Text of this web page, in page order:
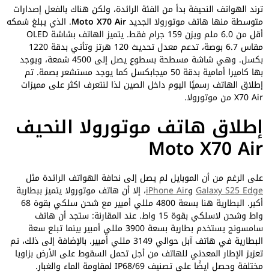
ترند الهواتف النحيفة بدأ من الفئة الرائدة، ولكن هناك بالفعل إصدارات
متوسطة منها هاتف موتورولا الجديدMoto X70 Air. الذي يبلغ سُمكه
أقل من 6.0 ملم ويزن 159 جرام فقط. يتميز الهاتف بشاشة OLED
مقاس 6.7 بوصة، تدعم معدل تحديث 120 هرتز وتأتي بدقة 1220
بكسل. وهي شاشة مسطحة بسطوع يصل إلى 4500 شمعة، ويوجد
بها كاميرا أمامية بدقة 50 ميجابكسل كما يوجد مستشعر بصمة. تم
إطلاق الهاتف رسميًا اليوم داخل الصين لذا لنتعرف اكثر على مميزات
X70 Air من موتورولا.
إطلاق هاتف موتورولا النحيف
Moto X70 Air
على الرغم من أن الموبايل لم يصل إلى نحافة الهواتف الرائدة مثل
Galaxy S25 Edge وiPhone Air، إلا أن هاتف موتورولا يتميز ببطارية
أكبر. البطارية هنا بسعة 4800 مللي أمبير مع شحن سلكي بقوة 68
واط وشحن لاسلكي بقوة 15 واط. عند المقارنة: ستجد أن هاتف
سامسونج يستخدم بطارية بسعة 3900 مللي أمبير بينما تبلع سعة
البطارية في هاتف آبل حوالي 3149 مللي أمبير. بالإضافة إلى ذلك، تم
تعزيز الإطار المعدني للهاتف من أجل تحمل السقوط على الأرض بزاويا
مختلفة وحصل ايضًا على تصنيف IP68/69 لمقاومة الماء والغبار.